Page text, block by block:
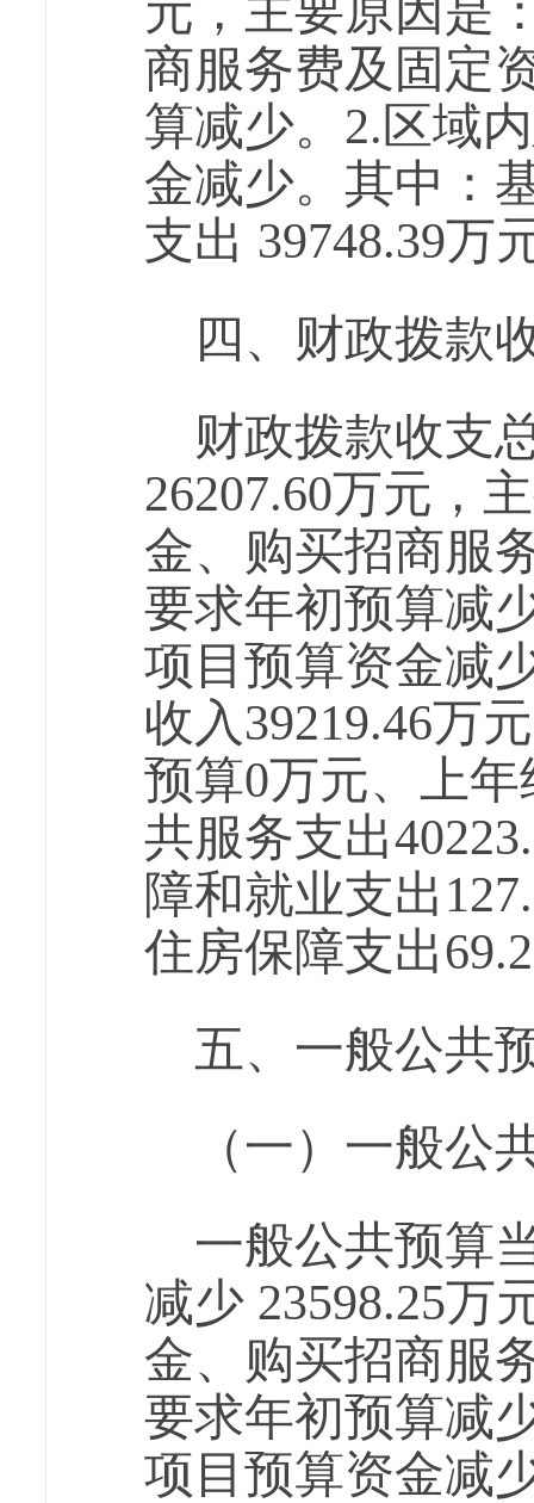
元，主要原因是
商服务费及固定
算减少。2.区域
金减少。其中：
支出 39748.39万
四、财政拨款
财政拨款收支
26207.60万元，
金、购买招商服
要求年初预算减
项目预算资金减
收入39219.46万
预算0万元、上
共服务支出
障和就业支出
住房保障支出
五、一般公共
（一）一般公
一般公共预算
减少 23598.25万
金、购买招商服
要求年初预算减
项目预算资金减